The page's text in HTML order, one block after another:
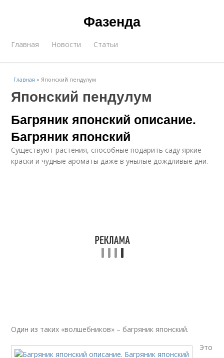
Фазенда
Главная Новости Статьи
Главная »Японский пендулум
Японский пендулум
Багряник японский описание.
Багряник японский
Существуют растения, способные подарить саду яркие
краски и чудные ароматы даже в унылые дождливые дни.
Один из таких «волшебников» – багряник японский.
Это